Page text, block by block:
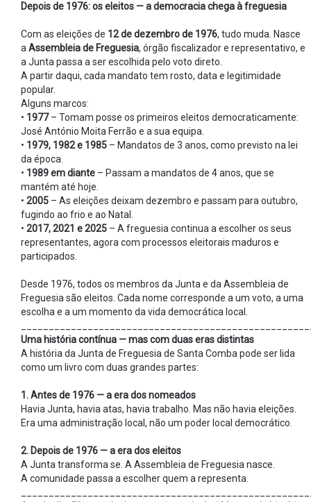
Depois de 1976: os eleitos — a democracia chega à freguesia
Com as eleições de 12 de dezembro de 1976, tudo muda. Nasce
a Assembleia de Freguesia, órgão fiscalizador e representativo, e
a Junta passa a ser escolhida pelo voto direto.
A partir daqui, cada mandato tem rosto, data e legitimidade
popular.
Alguns marcos:
• 1977– Tomam posse os primeiros eleitos democraticamente:
José António Moita Ferrão e a sua equipa.
• 1979, 1982 e 1985 – Mandatos de 3 anos, como previsto na lei
da época.
• 1989 em diante – Passam a mandatos de 4 anos, que se
mantém até hoje.
• 2005 – As eleições deixam dezembro e passam para outubro,
fugindo ao frio e ao Natal.
• 2017, 2021 e 2025 – A freguesia continua a escolher os seus
representantes, agora com processos eleitorais maduros e
participados.
Desde 1976, todos os membros da Junta e da Assembleia de
Freguesia são eleitos. Cada nome corresponde a um voto, a uma
escolha e a um momento da vida democrática local.
Uma história contínua — mas com duas eras distintas
A história da Junta de Freguesia de Santa Comba pode ser lida
como um livro com duas grandes partes:
1. Antes de 1976 — a era dos nomeados
Havia Junta, havia atas, havia trabalho. Mas não havia eleições.
Era uma administração local, não um poder local democrático.
2. Depois de 1976 — a era dos eleitos
A Junta transforma se. A Assembleia de Freguesia nasce.
A comunidade passa a escolher quem a representa.